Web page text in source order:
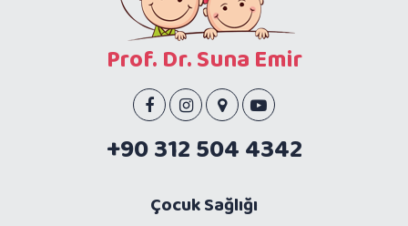
Prof. Dr. Suna Emir
+90 312 504 4342
Çocuk Sağlığı